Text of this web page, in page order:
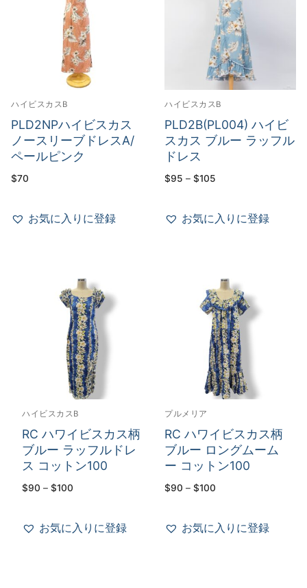
ハイビスカスB
PLD2NPハイビスカス
ノースリーブドレスA/
ペールピンク
$70
お気に入りに登録
ハイビスカスB
PLD2B(PL004) ハイビ
スカス ブルー ラッフル
ドレス
$95 – $105
–
$105
お気に入りに登録
ハイビスカスB
RC ハワイビスカス柄
ブルー ラッフルドレ
ス コットン100
$90 – $100
–
$100
お気に入りに登録
プルメリア
RC ハワイビスカス柄
ブルー ロングムーム
ー コットン100
$90 – $100
–
$100
お気に入りに登録